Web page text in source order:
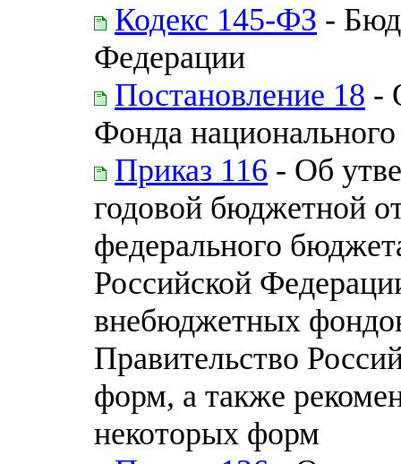
Кодекс 145-ФЗ -
Федерации
Постановление 18 -
Фонда национального
Приказ 116 - Об
годовой бюджетной
федерального
Российской
внебюджетных
Правительство
форм, а также
некоторых форм